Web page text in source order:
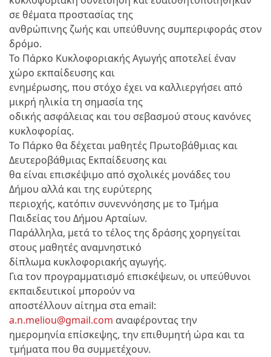
σε θέματα προστασίας της
ανθρώπινης ζωής και υπεύθυνης συμπεριφοράς στον
δρόμο.
Το Πάρκο Κυκλοφοριακής Αγωγής αποτελεί έναν
χώρο εκπαίδευσης και
ενημέρωσης, που στόχο έχει να καλλιεργήσει από
μικρή ηλικία τη σημασία της
οδικής ασφάλειας και του σεβασμού στους κανόνες
κυκλοφορίας.
Το Πάρκο θα δέχεται μαθητές Πρωτοβάθμιας και
Δευτεροβάθμιας Εκπαίδευσης και
θα είναι επισκέψιμο από σχολικές μονάδες του
Δήμου αλλά και της ευρύτερης
περιοχής, κατόπιν συνεννόησης με το Τμήμα
Παιδείας του Δήμου Αρταίων.
Παράλληλα, μετά το τέλος της δράσης χορηγείται
στους μαθητές αναμνηστικό
δίπλωμα κυκλοφοριακής αγωγής.
Για τον προγραμματισμό επισκέψεων, οι υπεύθυνοι
εκπαιδευτικοί μπορούν να
αποστέλλουν αίτημα στα email:
a.n.meliou@gmail.com αναφέροντας την
ημερομηνία επίσκεψης, την επιθυμητή ώρα και τα
τμήματα που θα συμμετέχουν.